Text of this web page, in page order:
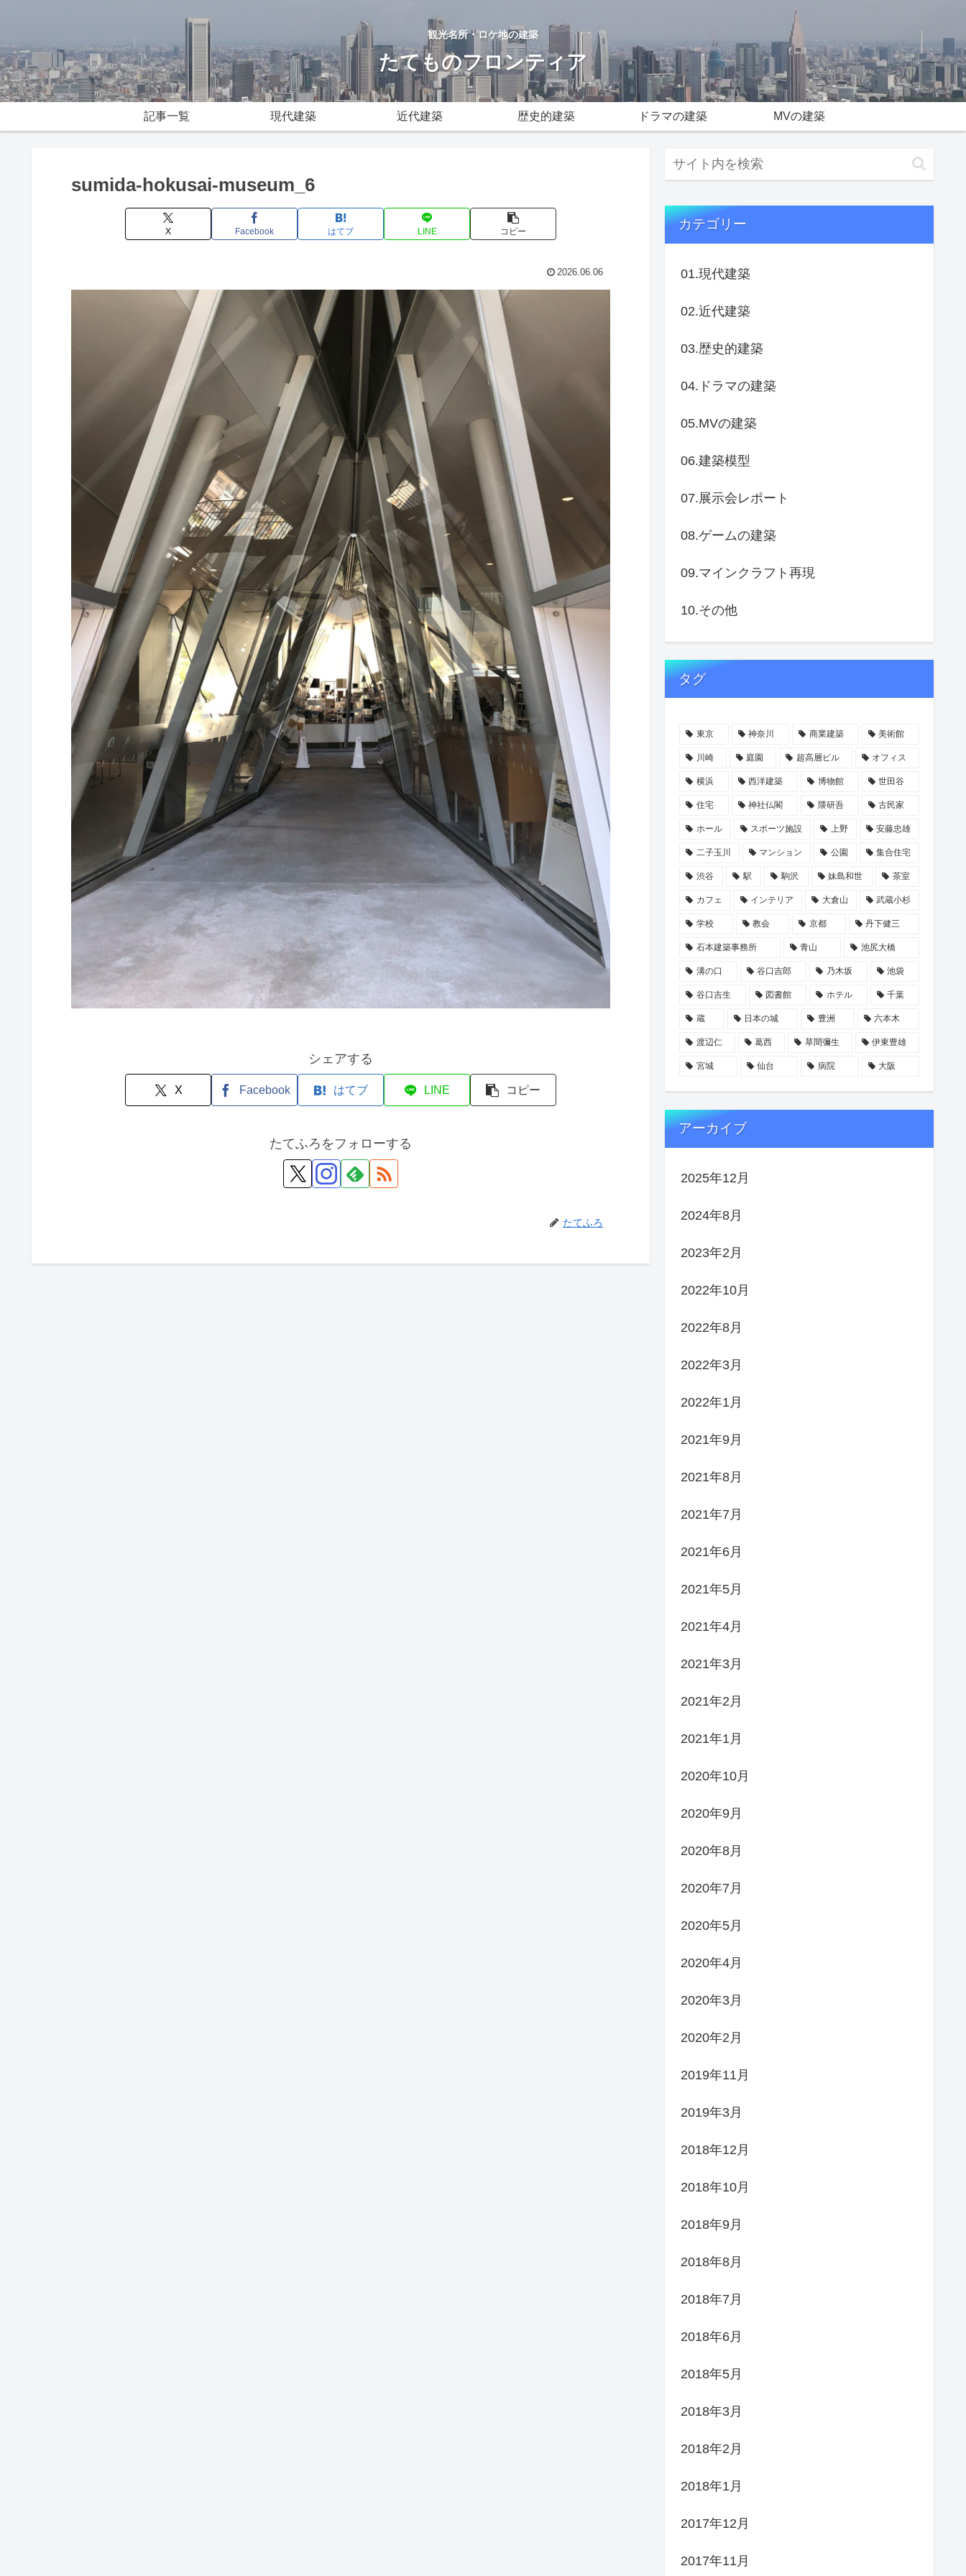
観光名所・ロケ地の建築
たてものフロンティア
記事一覧 現代建築 近代建築 歴史的建築 ドラマの建築 MVの建築
sumida-hokusai-museum_6
X Facebook はてブ LINE コピー
2026.06.06
シェアする
X Facebook はてブ LINE コピー
たてふろをフォローする
たてふろ
カテゴリー
01.現代建築
02.近代建築
03.歴史的建築
04.ドラマの建築
05.MVの建築
06.建築模型
07.展示会レポート
08.ゲームの建築
09.マインクラフト再現
10.その他
タグ
東京 神奈川 商業建築 美術館
川崎 庭園 超高層ビル オフィス
横浜 西洋建築 博物館 世田谷
住宅 神社仏閣 隈研吾 古民家
ホール スポーツ施設 上野 安藤忠雄
二子玉川 マンション 公園 集合住宅
渋谷 駅 駒沢 妹島和世 茶室
カフェ インテリア 大倉山 武蔵小杉
学校 教会 京都 丹下健三
石本建築事務所 青山 池尻大橋
溝の口 谷口吉郎 乃木坂 池袋
谷口吉生 図書館 ホテル 千葉
蔵 日本の城 豊洲 六本木
渡辺仁 葛西 草間彌生 伊東豊雄
宮城 仙台 病院 大阪
アーカイブ
2025年12月
2024年8月
2023年2月
2022年10月
2022年8月
2022年3月
2022年1月
2021年9月
2021年8月
2021年7月
2021年6月
2021年5月
2021年4月
2021年3月
2021年2月
2021年1月
2020年10月
2020年9月
2020年8月
2020年7月
2020年5月
2020年4月
2020年3月
2020年2月
2019年11月
2019年3月
2018年12月
2018年10月
2018年9月
2018年8月
2018年7月
2018年6月
2018年5月
2018年3月
2018年2月
2018年1月
2017年12月
2017年11月